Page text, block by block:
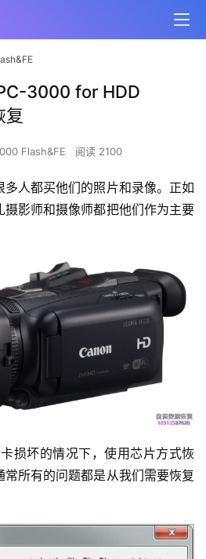
3000 for HDD
复
Flash&FE 阅读 2100
人都买他们的照片和录像。正如
影师和摄像师都把他们作为主要
损坏的情况下，使用芯片方式恢
所有的问题都是从我们需要恢复